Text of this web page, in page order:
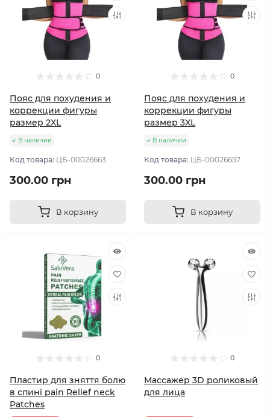
0
Пояс для похудения и
коррекции фигуры
размер 2XL
В наличии
Код товара: ЦБ-00026663
300.00 грн
В корзину
0
Пояс для похудения и
коррекции фигуры
размер 3XL
В наличии
Код товара: ЦБ-00026657
300.00 грн
В корзину
0
Пластир для зняття болю
в спині pain Relief neck
Patches
0
Массажер 3D роликовый
для лица